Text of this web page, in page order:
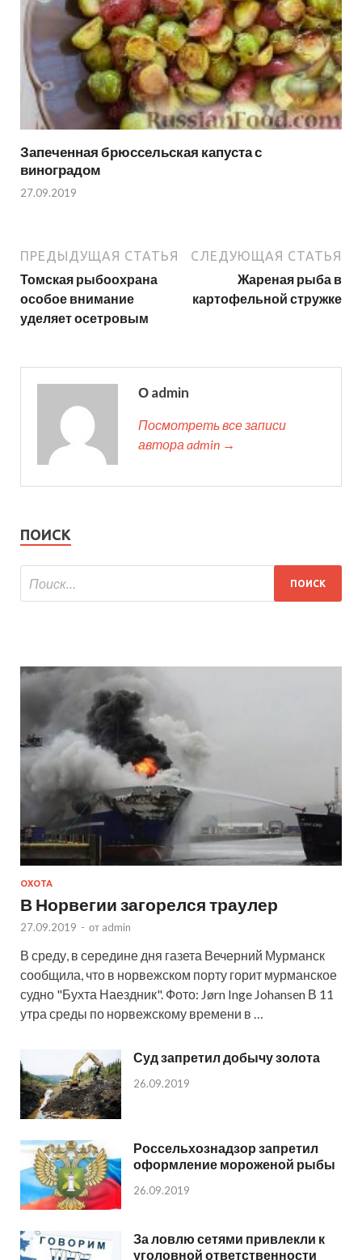
Запеченная брюссельская капуста с
виноградом
27.09.2019
ПРЕДЫДУЩАЯ СТАТЬЯ
Томская рыбоохрана
особое внимание
уделяет осетровым
СЛЕДУЮЩАЯ СТАТЬЯ
Жареная рыба в
картофельной стружке
О admin
Посмотреть все записи
автора admin →
ПОИСК
ОХОТА
В Норвегии загорелся траулер
27.09.2019 - от admin
В среду, в середине дня газета Вечерний Мурманск
сообщила, что в норвежском порту горит мурманское
судно "Бухта Наездник". Фото: Jørn Inge Johansen В 11
утра среды по норвежскому времени в …
Суд запретил добычу золота
26.09.2019
Россельхознадзор запретил
оформление мороженой рыбы
26.09.2019
За ловлю сетями привлекли к
уголовной ответственности